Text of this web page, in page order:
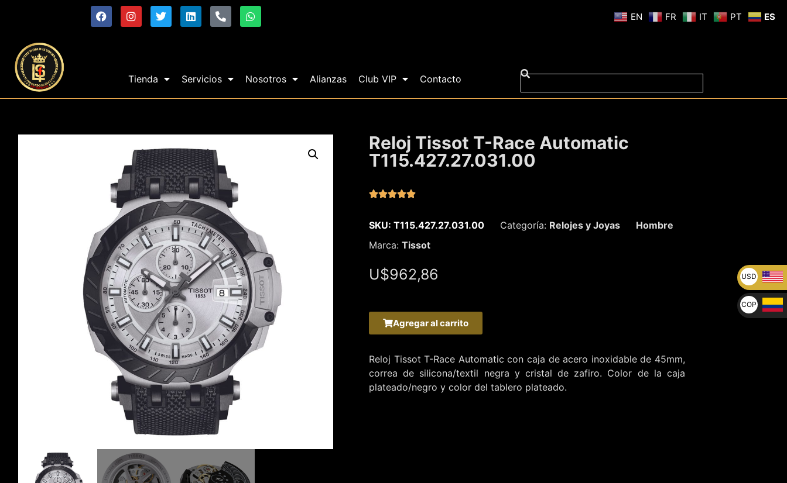
Tienda Servicios Nosotros Alianzas Club VIP Contacto
Reloj Tissot T-Race Automatic
T115.427.27.031.00

SKU: T115.427.27.031.00 Categoría: Relojes y Joyas
Hombre
Marca: Tissot
U$962,86
Agregar al carrito
Reloj Tissot T-Race Automatic con caja de acero inoxidable de 45mm,
correa de silicona/textil negra y cristal de zafiro. Color de la caja
plateado/negro y color del tablero plateado.
EN FR IT PT ES
USD
U$
COP
$